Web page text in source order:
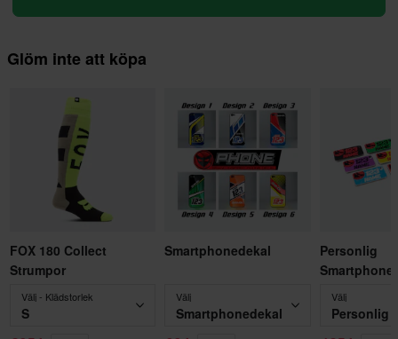
Glöm inte att köpa
FOX 180 Collect
Strumpor
Välj - Klädstorlek
S
Smartphonedekal
Välj
Smartphonedekal
Personlig
Välj